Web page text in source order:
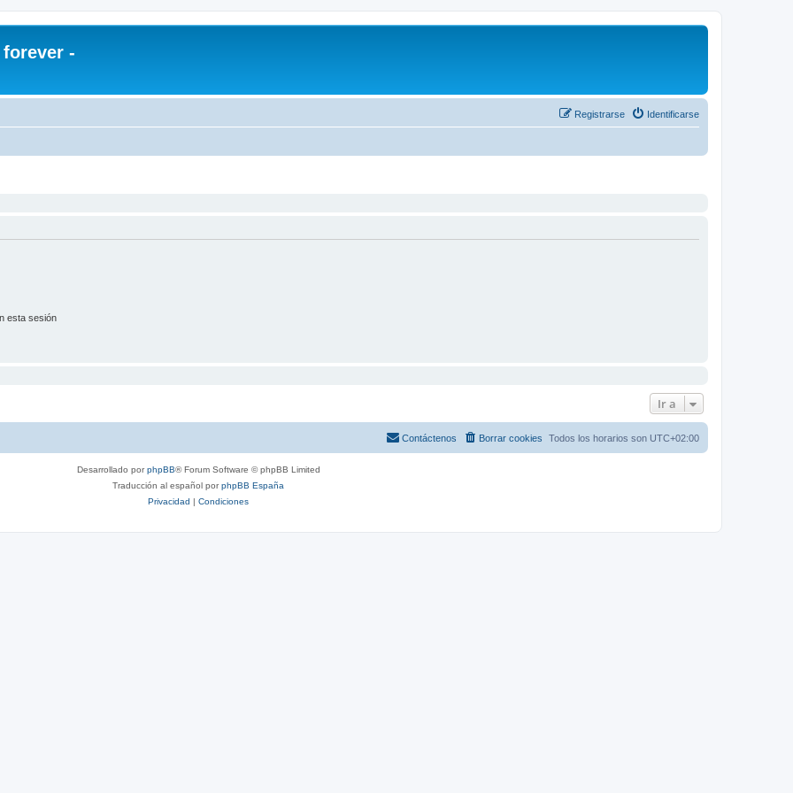
forever -
Identificarse
Registrarse
esta sesión
Ir a
Todos los horarios son UTC+02:00
Borrar cookies
Contáctenos
Desarrollado porphpBB® Forum Software © phpBB Limited
Traducción al español porphpBB España
Privacidad | Condiciones